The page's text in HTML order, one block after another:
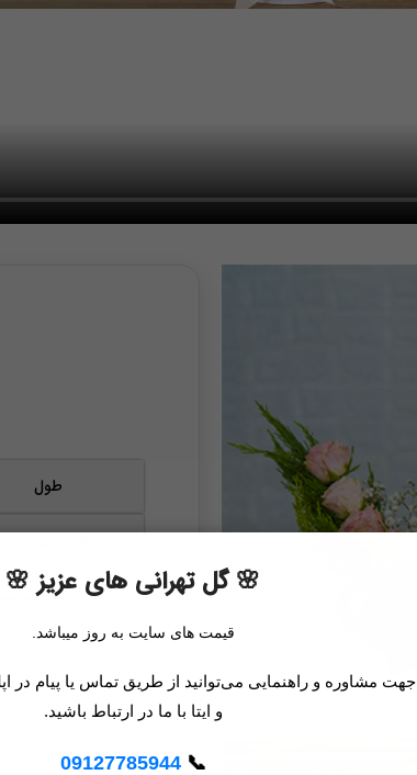
طول
با توجه به نوع
امتیاز ویژه باکس
ارسال رایگانبه سراسر
🌸 گل تهرانی های عزیز 🌸
قیمت های سایت به روز میباشد.
جهت مشاوره و راهنمایی می‌توانید از طریق تماس یا پیام در
و ایتا با ما در ارتباط باشید.
📞
09127785944